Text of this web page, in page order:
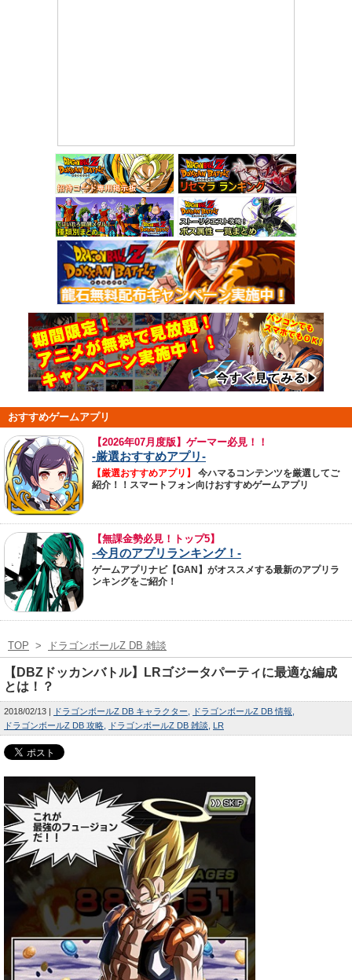
おすすめゲームアプリ
【2026年07月度版】ゲーマー必見！！
-厳選おすすめアプリ-
【厳選おすすめアプリ】
今ハマるコンテンツを厳選してご
紹介！！スマートフォン向けおすすめゲームアプリ
【無課金勢必見！トップ5】
-今月のアプリランキング！-
ゲームアプリナビ【GAN】がオススメする最新のアプリラ
ンキングをご紹介！
TOP > ドラゴンボールZ DB 雑談
【DBZドッカンバトル】LRゴジータパーティに最適な編成
とは！？
2018/02/13 ドラゴンボールZ DB キャラクター
ドラゴンボールZ DB 情報
ドラゴンボールZ DB 攻略
ドラゴンボールZ DB 雑談 LR